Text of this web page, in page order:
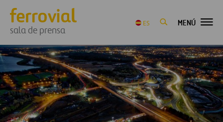
sala de prensa
ES MENÚ